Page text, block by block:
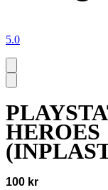
5.0
HEROES
100 kr